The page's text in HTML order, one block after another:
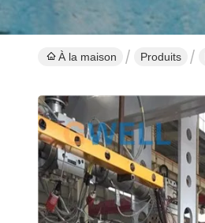
À la maison Produits